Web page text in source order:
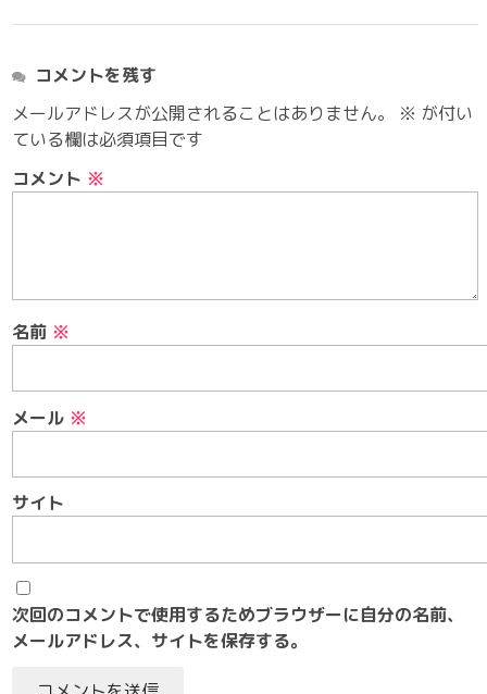
コメントを残す
メールアドレスが公開されることはありません。
※ が付い
ている欄は必須項目です
コメント ※
名前 ※
メール ※
サイト
次回のコメントで使用するためブラウザーに自分の名前、
メールアドレス、サイトを保存する。